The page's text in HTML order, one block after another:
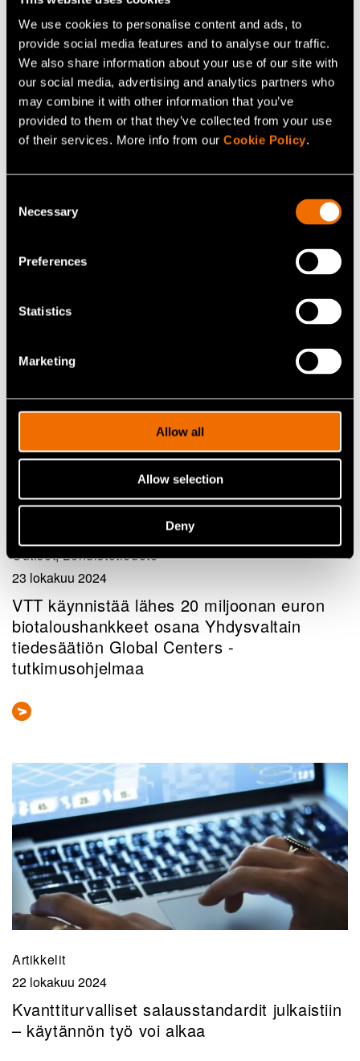
We use cookies to personalise content and ads, to
provide social media features and to analyse our traffic.
We also share information about your use of our site with
our social media, advertising and analytics partners who
may combine it with other information that you’ve
provided to them or that they’ve collected from your use
of their services. More info from our Cookie Policy.
Selection
Necessary
Preferences
Statistics
Marketing
Allow all
Allow selection
Deny
24 lokakuu 2024
pakkauksilla
Uutiset, Lehdistötiedote
23 lokakuu 2024
VTT käynnistää lähes 20 miljoonan euron
biotaloushankkeet osana Yhdysvaltain
tiedesäätiön Global Centers -
tutkimusohjelmaa
Artikkelit
22 lokakuu 2024
Kvanttiturvalliset salausstandardit julkaistiin
– käytännön työ voi alkaa